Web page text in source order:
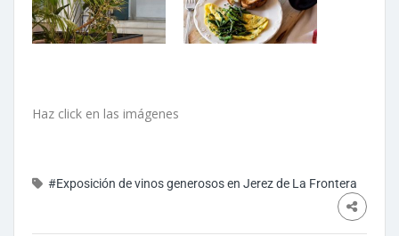
Haz click en las imágenes
#Exposición de vinos generosos en Jerez de La Frontera